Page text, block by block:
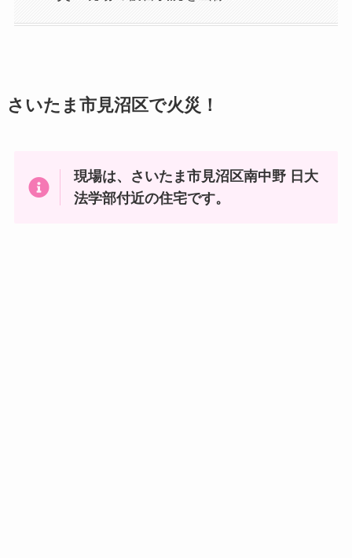
さいたま市見沼区で火災！
現場は、さいたま市見沼区南中野 日大
法学部付近の住宅です。